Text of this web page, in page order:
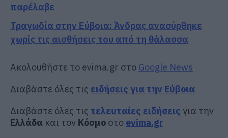
παρέλαβε
Τραγωδία στην Εύβοια: Άνδρας ανασύρθηκε
χωρίς τις αισθήσεις του από τη θάλασσα
Ακολουθήστε το evima.gr στο Google News
Διαβάστε όλες τις ειδήσεις για την Εύβοια
Διαβάστε όλες τις τελευταίες ειδήσεις για την
Ελλάδα και τον Κόσμο στο evima.gr